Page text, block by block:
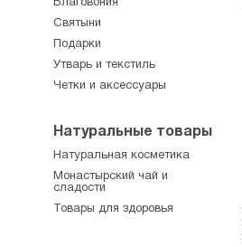
Благовония
Святыни
Подарки
Утварь и текстиль
Четки и аксессуары
Натуральные товары
Натуральная косметика
Монастырский чай и
сладости
Товары для здоровья